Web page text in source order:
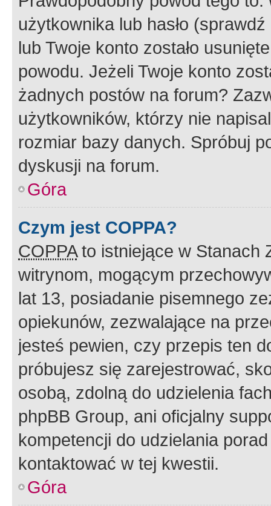
użytkownika lub hasło
lub Twoje konto zostało
powodu. Jeżeli Twoje konto
żadnych postów na forum?
użytkowników, którzy nie
rozmiar bazy danych. Spróbuj
dyskusji na forum.
Góra
Czym jest COPPA?
COPPAto istniejące w Stanach
witrynom, mogącym
lat 13, posiadanie pisemnego
opiekunów, zezwalające na
jesteś pewien, czy przepis ten
próbujesz się zarejestrować,
osobą, zdolną do udzielenia
phpBB Group, ani oficjalny
kompetencji do udzielania
kontaktować w tej kwestii.
Góra